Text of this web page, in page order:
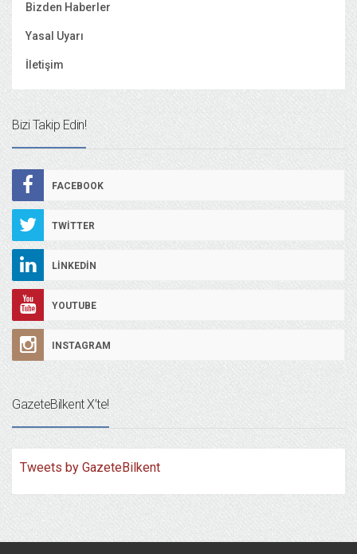
Bizden Haberler
Yasal Uyarı
İletişim
Bizi Takip Edin!
FACEBOOK
TWITTER
LINKEDIN
YOUTUBE
INSTAGRAM
GazeteBilkent X’te!
Tweets by GazeteBilkent